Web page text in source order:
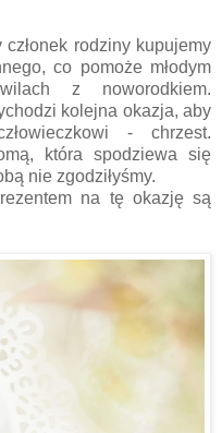
rodziny kupujemy
co pomoże młodym
z noworodkiem.
kolejna okazja, aby
- chrzest.
która spodziewa się
nie zgodziłyśmy.
na tę okazję są